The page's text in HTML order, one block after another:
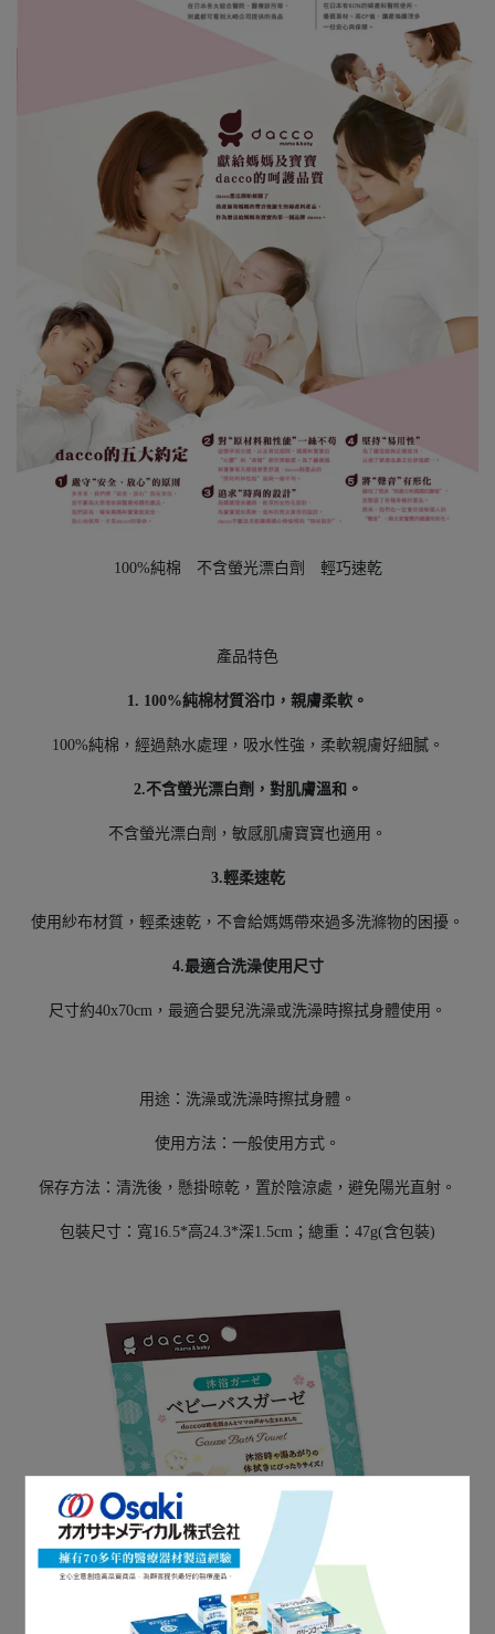
100%純棉 不含螢光漂白劑 輕巧速乾
產品特色
1. 100%純棉材質浴巾 ，親膚柔軟。
100%純棉，經過熱水處理，吸水性強，柔軟親膚好細膩。
2.不含螢光漂白劑，對肌膚溫和。
不含螢光漂白劑，敏感肌膚寶寶也適用。
3.輕柔速乾
使用紗布材質，輕柔速乾，不會給媽媽帶來過多洗滌物的困擾。
4.最適合洗澡使用尺寸
尺寸約40x70cm，最適合嬰兒洗澡或洗澡時擦拭身體使用。
用途：洗澡或洗澡時擦拭身體。
使用方法：一般使用方式。
保存方法：清洗後，懸掛晾乾，置於陰涼處，避免陽光直射。
包裝尺寸：寬16.5*高24.3*深1.5cm；總重：47g(含包裝)